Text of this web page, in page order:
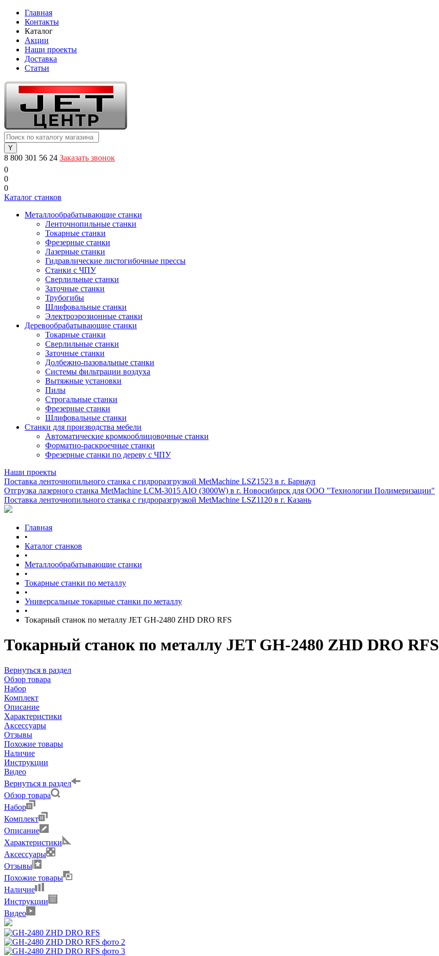
Главная
Контакты
Каталог
Акции
Наши проекты
Доставка
Статьи
8 800 301 56 24 Заказать звонок
0
0
0
Каталог станков
Металлообрабатывающие станки
Ленточнопильные станки
Токарные станки
Фрезерные станки
Лазерные станки
Гидравлические листогибочные прессы
Станки с ЧПУ
Сверлильные станки
Заточные станки
Трубогибы
Шлифовальные станки
Электроэрозионные станки
Деревообрабатывающие станки
Токарные станки
Сверлильные станки
Заточные станки
Долбежно-пазовальные станки
Системы фильтрации воздуха
Вытяжные установки
Пилы
Строгальные станки
Фрезерные станки
Шлифовальные станки
Станки для производства мебели
Автоматические кромкооблицовочные станки
Форматно-раскроечные станки
Фрезерные станки по дереву с ЧПУ
Наши проекты
Поставка ленточнопильного станка c гидроразгрузкой MetMachine LSZ1523 в г. Барнаул
Отгрузка лазерного станка MetMachine LCM-3015 AIO (3000W) в г. Новосибирск для ООО "Технологии Полимеризации"
Поставка ленточнопильного станка c гидроразгрузкой MetMachine LSZ1120 в г. Казань
Главная
•
Каталог станков
•
Металлообрабатывающие станки
•
Токарные станки по металлу
•
Универсальные токарные станки по металлу
•
Токарный станок по металлу JET GH-2480 ZHD DRO RFS
Токарный станок по металлу JET GH-2480 ZHD DRO RFS
Вернуться в раздел
Обзор товара
Набор
Комплект
Описание
Характеристики
Аксессуары
Отзывы
Похожие товары
Наличие
Инструкции
Видео
Вернуться в раздел
Обзор товара
Набор
Комплект
Описание
Характеристики
Аксессуары
Отзывы
Похожие товары
Наличие
Инструкции
Видео